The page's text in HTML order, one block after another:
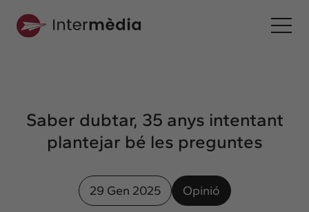
Interconnexió
Els nostres serveis
Interacció
Saber dubtar, 35 anys intentant
plantejar bé les preguntes
29 Gen 2025 Opinió